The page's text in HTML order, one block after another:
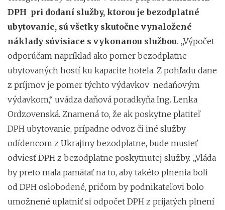
DPH pri dodaní služby, ktorou je bezodplatné
ubytovanie, sú všetky skutočne vynaložené
náklady súvisiace s vykonanou službou. „Výpočet
odporúčam napríklad ako pomer bezodplatne
ubytovaných hostí ku kapacite hotela. Z pohľadu dane
z príjmov je pomer týchto výdavkov nedaňovým
výdavkom,“ uvádza daňová poradkyňa Ing. Lenka
Ordzovenská. Znamená to, že ak poskytne platiteľ
DPH ubytovanie, prípadne odvoz či iné služby
odídencom z Ukrajiny bezodplatne, bude musieť
odviesť DPH z bezodplatne poskytnutej služby. „Vláda
by preto mala pamätať na to, aby takéto plnenia boli
od DPH oslobodené, pričom by podnikateľovi bolo
umožnené uplatniť si odpočet DPH z prijatých plnení